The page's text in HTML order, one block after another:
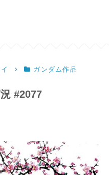
ガンダム作品
#2077